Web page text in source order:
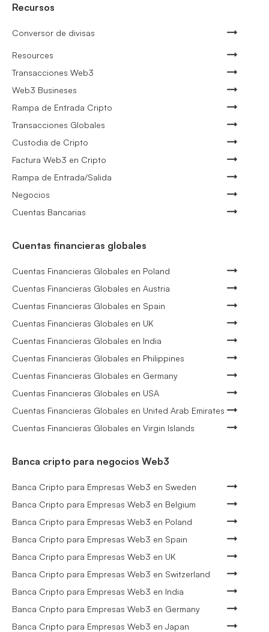
Recursos
Conversor de divisas
Resources
Transacciones Web3
Web3 Busineses
Rampa de Entrada Cripto
Transacciones Globales
Custodia de Cripto
Factura Web3 en Cripto
Rampa de Entrada/Salida
Negocios
Cuentas Bancarias
Cuentas financieras globales
Cuentas Financieras Globales en Poland
Cuentas Financieras Globales en Austria
Cuentas Financieras Globales en Spain
Cuentas Financieras Globales en UK
Cuentas Financieras Globales en India
Cuentas Financieras Globales en Philippines
Cuentas Financieras Globales en Germany
Cuentas Financieras Globales en USA
Cuentas Financieras Globales en United Arab Emirates
Cuentas Financieras Globales en Virgin Islands
Banca cripto para negocios Web3
Banca Cripto para Empresas Web3 en Sweden
Banca Cripto para Empresas Web3 en Belgium
Banca Cripto para Empresas Web3 en Poland
Banca Cripto para Empresas Web3 en Spain
Banca Cripto para Empresas Web3 en UK
Banca Cripto para Empresas Web3 en Switzerland
Banca Cripto para Empresas Web3 en India
Banca Cripto para Empresas Web3 en Germany
Banca Cripto para Empresas Web3 en Japan